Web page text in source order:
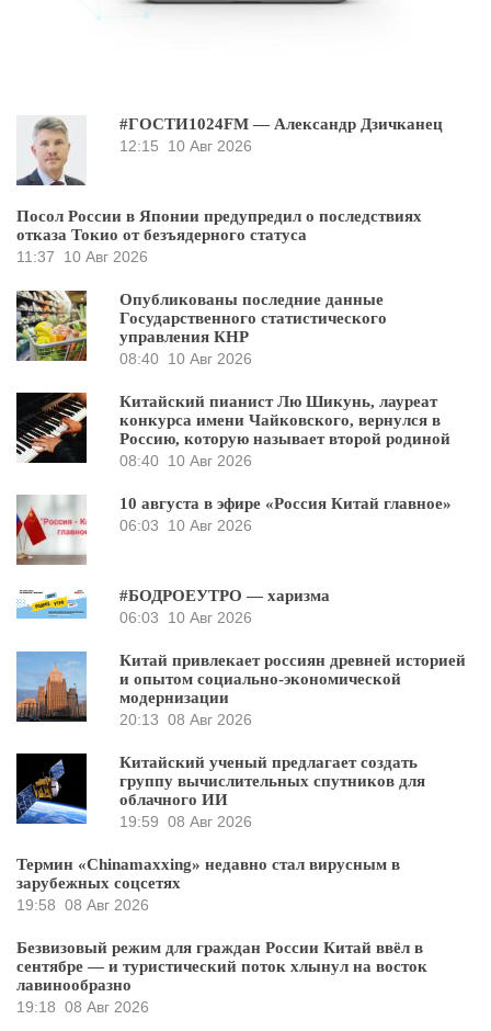
#ГОСТИ1024FM — Александр Дзичканец
12:15
10 Авг 2026
Посол России в Японии предупредил о последствиях
отказа Токио от безъядерного статуса
11:37
10 Авг 2026
Опубликованы последние данные
Государственного статистического
управления КНР
08:40 10 Авг 2026
Китайский пианист Лю Шикунь, лауреат
конкурса имени Чайковского, вернулся в
Россию, которую называет второй родиной
08:40 10 Авг 2026
10 августа в эфире «Россия Китай главное»
06:03
10 Авг 2026
#БОДРОЕУТРО — харизма
06:03
10 Авг 2026
Китай привлекает россиян древней историей
и опытом социально-экономической
модернизации
20:13 08 Авг 2026
Китайский ученый предлагает создать
группу вычислительных спутников для
облачного ИИ
19:59 08 Авг 2026
Термин «Chinamaxxing» недавно стал вирусным в
зарубежных соцсетях
19:58 08 Авг 2026
Безвизовый режим для граждан России Китай ввёл в
сентябре — и туристический поток хлынул на восток
лавинообразно
19:18 08 Авг 2026